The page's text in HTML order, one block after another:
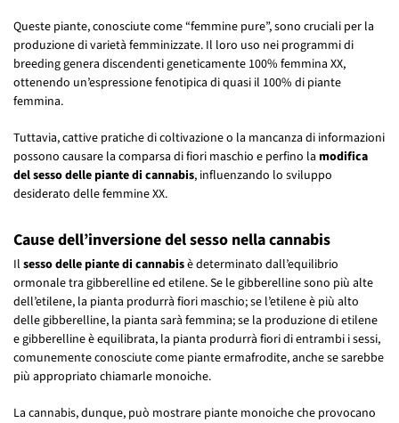
Queste piante, conosciute come “femmine pure”, sono cruciali per la
produzione di varietà femminizzate. Il loro uso nei programmi di
breeding genera discendenti geneticamente 100% femmina XX,
ottenendo un’espressione fenotipica di quasi il 100% di piante
femmina.
Tuttavia, cattive pratiche di coltivazione o la mancanza di informazioni
possono causare la comparsa di fiori maschio e perfino la modifica
del sesso delle piante di cannabis, influenzando lo sviluppo
desiderato delle femmine XX.
Cause dell’inversione del sesso nella cannabis
Il sesso delle piante di cannabisè determinato dall’equilibrio
ormonale tra gibberelline ed etilene. Se le gibberelline sono più alte
dell’etilene, la pianta produrrà fiori maschio; se l’etilene è più alto
delle gibberelline, la pianta sarà femmina; se la produzione di etilene
e gibberelline è equilibrata, la pianta produrrà fiori di entrambi i sessi,
comunemente conosciute come piante ermafrodite, anche se sarebbe
più appropriato chiamarle monoiche.
La cannabis, dunque, può mostrare piante monoiche che provocano